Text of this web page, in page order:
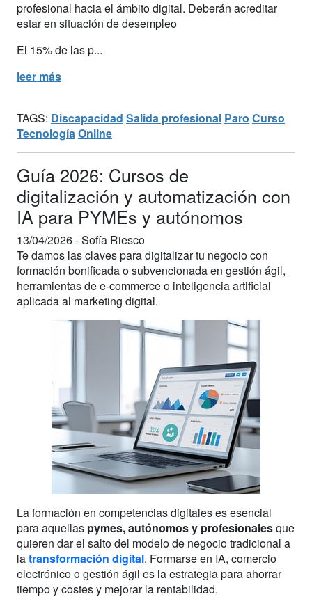
profesional hacia el ámbito digital. Deberán acreditar
estar en situación de desempleo
El 15% de las p...
leer más
TAGS: Discapacidad Salida profesional Paro Curso
Tecnología Online
Guía 2026: Cursos de
digitalización y automatización con
IA para PYMEs y autónomos
13/04/2026 -Sofía Riesco
Te damos las claves para digitalizar tu negocio con
formación bonificada o subvencionada en gestión ágil,
herramientas de e-commerce o inteligencia artificial
aplicada al marketing digital.
La formación en competencias digitales es esencial
para aquellas pymes, autónomos y profesionalesque
quieren dar el salto del modelo de negocio tradicional a
latransformación digital. Formarse en IA, comercio
electrónico o gestión ágil es la estrategia para ahorrar
tiempo y costes y mejorar la rentabilidad.